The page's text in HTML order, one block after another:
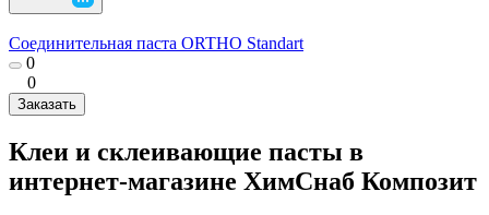
Соединительная паста ORTHO Standart
0
0
Заказать
Клеи и склеивающие пасты в
интернет-магазине ХимСнаб Композит